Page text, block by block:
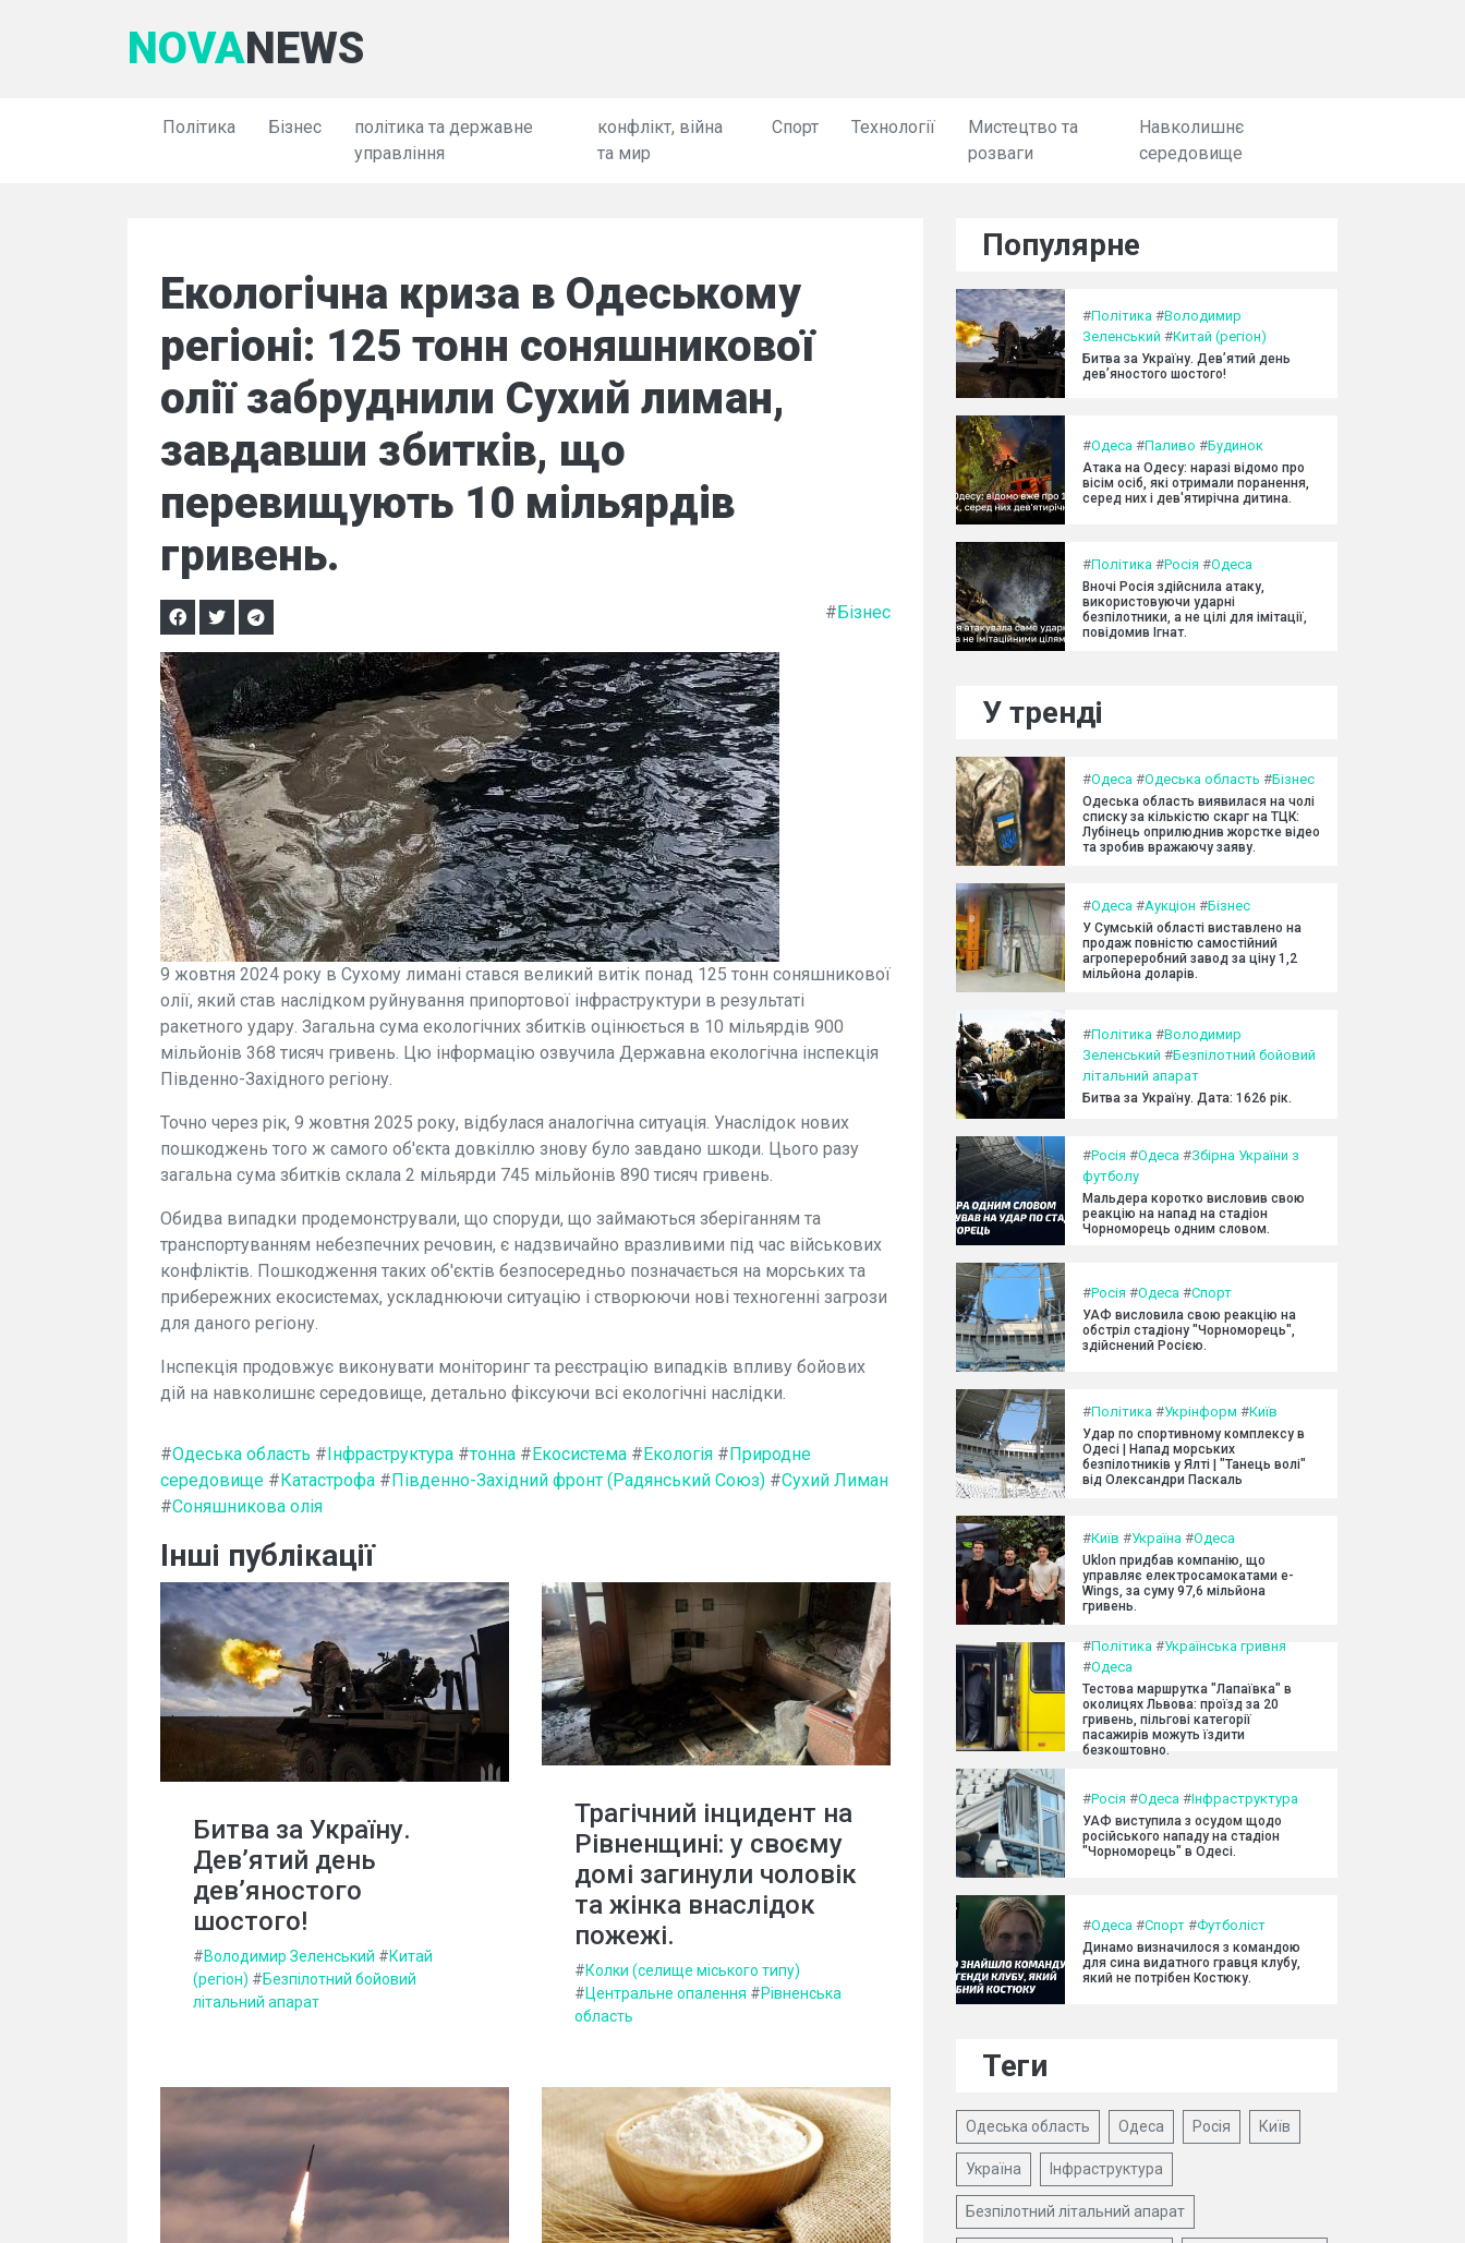
NOVANEWS
Політика Бізнес
політика та державне
управління
конфлікт, війна
та мир
Спорт Технології
Мистецтво та
розваги
Навколишнє
середовище
Екологічна криза в Одеському
регіоні: 125 тонн соняшникової
олії забруднили Сухий лиман,
завдавши збитків, що
перевищують 10 мільярдів
гривень.
#Бізнес
9 жовтня 2024 року в Сухому лимані стався великий витік понад 125 тонн соняшникової
олії, який став наслідком руйнування припортової інфраструктури в результаті
ракетного удару. Загальна сума екологічних збитків оцінюється в 10 мільярдів 900
мільйонів 368 тисяч гривень. Цю інформацію озвучила Державна екологічна інспекція
Південно-Західного регіону.
Точно через рік, 9 жовтня 2025 року, відбулася аналогічна ситуація. Унаслідок нових
пошкоджень того ж самого об'єкта довкіллю знову було завдано шкоди. Цього разу
загальна сума збитків склала 2 мільярди 745 мільйонів 890 тисяч гривень.
Обидва випадки продемонстрували, що споруди, що займаються зберіганням та
транспортуванням небезпечних речовин, є надзвичайно вразливими під час військових
конфліктів. Пошкодження таких об'єктів безпосередньо позначається на морських та
прибережних екосистемах, ускладнюючи ситуацію і створюючи нові техногенні загрози
для даного регіону.
Інспекція продовжує виконувати моніторинг та реєстрацію випадків впливу бойових
дій на навколишнє середовище, детально фіксуючи всі екологічні наслідки.
#Одеська область #Інфраструктура #тонна #Екосистема #Екологія #Природне
середовище #Катастрофа #Південно-Західний фронт (Радянський Союз) #Сухий Лиман
#Соняшникова олія
Інші публікації
Битва за Україну.
Дев’ятий день
дев’яностого
шостого!
#Володимир Зеленський #Китай
(регіон) #Безпілотний бойовий
літальний апарат
Трагічний інцидент на
Рівненщині: у своєму
домі загинули чоловік
та жінка внаслідок
пожежі.
#Колки (селище міського типу)
#Центральне опалення #Рівненська
область
Популярне
#Політика #Володимир
Зеленський #Китай (регіон)
Битва за Україну. Дев’ятий день
дев’яностого шостого!
#Одеса #Паливо #Будинок
Атака на Одесу: наразі відомо про
вісім осіб, які отримали поранення,
серед них і дев'ятирічна дитина.
#Політика #Росія #Одеса
Вночі Росія здійснила атаку,
використовуючи ударні
безпілотники, а не цілі для імітації,
повідомив Ігнат.
У тренді
#Одеса #Одеська область #Бізнес
Одеська область виявилася на чолі
списку за кількістю скарг на ТЦК:
Лубінець оприлюднив жорстке відео
та зробив вражаючу заяву.
#Одеса #Аукціон #Бізнес
У Сумській області виставлено на
продаж повністю самостійний
агропереробний завод за ціну 1,2
мільйона доларів.
#Політика #Володимир
Зеленський #Безпілотний бойовий
літальний апарат
Битва за Україну. Дата: 1626 рік.
#Росія #Одеса #Збірна України з
футболу
Мальдера коротко висловив свою
реакцію на напад на стадіон
Чорноморець одним словом.
#Росія #Одеса #Спорт
УАФ висловила свою реакцію на
обстріл стадіону "Чорноморець",
здійснений Росією.
#Політика #Укрінформ #Київ
Удар по спортивному комплексу в
Одесі | Напад морських
безпілотників у Ялті | "Танець волі"
від Олександри Паскаль
#Київ #Україна #Одеса
Uklon придбав компанію, що
управляє електросамокатами e-
Wings, за суму 97,6 мільйона
гривень.
#Політика #Українська гривня
#Одеса
Тестова маршрутка "Лапаївка" в
околицях Львова: проїзд за 20
гривень, пільгові категорії
пасажирів можуть їздити
безкоштовно.
#Росія #Одеса #Інфраструктура
УАФ виступила з осудом щодо
російського нападу на стадіон
"Чорноморець" в Одесі.
#Одеса #Спорт #Футболіст
Динамо визначилося з командою
для сина видатного гравця клубу,
який не потрібен Костюку.
Теги
Одеська область Одеса Росія Київ
Україна Інфраструктура
Безпілотний літальний апарат